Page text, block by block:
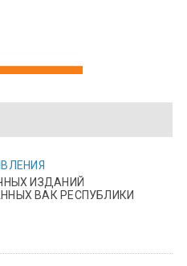
ИЗДАНИЙ
ВАК РЕСПУБЛИКИ